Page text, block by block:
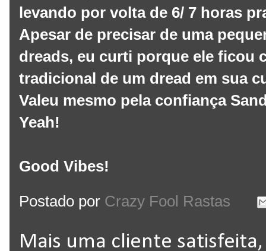
levando por volta de 6/ 7 horas
Apesar de precisar de uma
dreads, eu curti porque ele ficou
tradicional de um dread em sua
Valeu mesmo pela confiança
Yeah!
Good Vibes!
Postado por Crazy Fool Rastas
Mais uma cliente